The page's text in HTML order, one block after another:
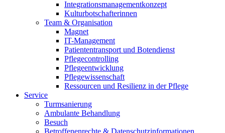
Integrationsmanagementkonzept
Kulturbotschafterinnen
Team & Organisation
Magnet
IT-Management
Patiententransport und Botendienst
Pflegecontrolling
Pflegeentwicklung
Pflegewissenschaft
Ressourcen und Resilienz in der Pflege
Service
Turmsanierung
Ambulante Behandlung
Besuch